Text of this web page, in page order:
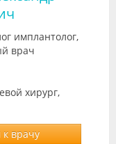
имплантолог,
врач
хирург,
врачу